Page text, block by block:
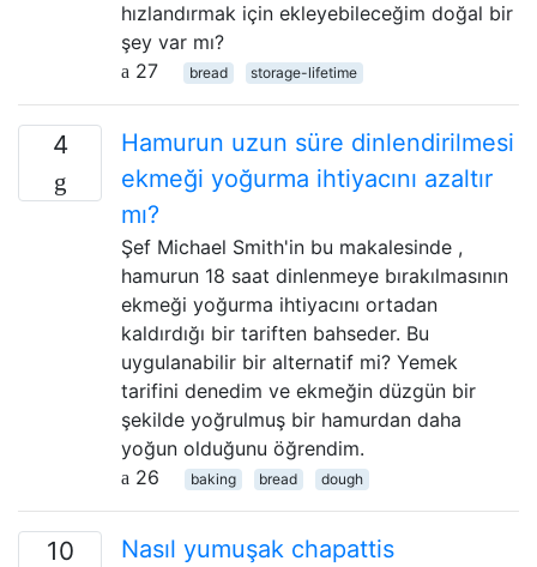
hızlandırmak için ekleyebileceğim doğal bir
şey var mı?
27
bread storage-lifetime
4
Hamurun uzun süre dinlendirilmesi
ekmeği yoğurma ihtiyacını azaltır
mı?
Şef Michael Smith'in bu makalesinde ,
hamurun 18 saat dinlenmeye bırakılmasının
ekmeği yoğurma ihtiyacını ortadan
kaldırdığı bir tariften bahseder. Bu
uygulanabilir bir alternatif mi? Yemek
tarifini denedim ve ekmeğin düzgün bir
şekilde yoğrulmuş bir hamurdan daha
yoğun olduğunu öğrendim.
26
baking bread dough
10
Nasıl yumuşak chapattis